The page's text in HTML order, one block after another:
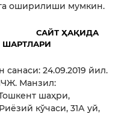
оширилиши мумкин.
САЙТ ҲАҚИДА
24.09.2019 йил.
Манзил:
шаҳри,
кўчаси, 31А уй,